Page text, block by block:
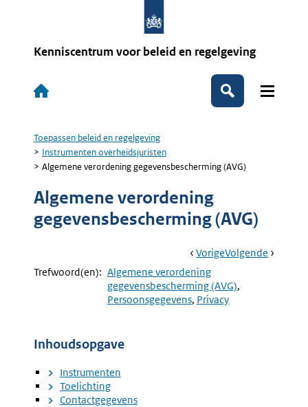
Kenniscentrum voor beleid en regelgeving
Hoofdnavigatie
Zoeken
Kruimelpad
Toepassen beleid en regelgeving
Instrumenten overheidsjuristen
Algemene verordening gegevensbescherming (AVG)
Algemene verordening
gegevensbescherming (AVG)
Book
Navigation
Ga
Naar
VorigePagina:
Ga
Volgende Pagina:
Trefwoord(en): Algemene verordening
gegevensbescherming (AVG)
Persoonsgegevens Privacy
Inhoudsopgave
Instrumenten
Toelichting
Contactgegevens